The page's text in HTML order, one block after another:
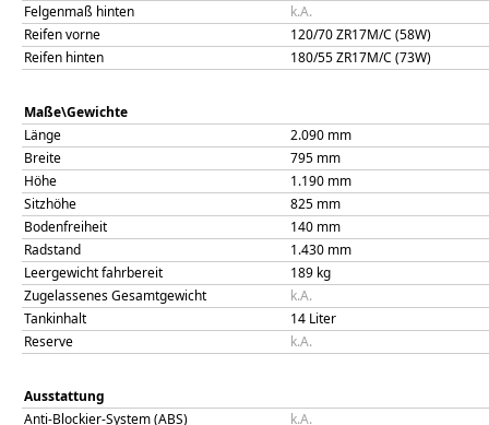
Felgenmaß hinten
k.A.
Reifen vorne
120/70 ZR17M/C (58W)
Reifen hinten
180/55 ZR17M/C (73W)
Maße\Gewichte
Länge
2.090 mm
Breite
795 mm
Höhe
1.190 mm
Sitzhöhe
825 mm
Bodenfreiheit
140 mm
Radstand
1.430 mm
Leergewicht fahrbereit
189 kg
Zugelassenes Gesamtgewicht
k.A.
Tankinhalt
14 Liter
Reserve
k.A.
Ausstattung
Anti-Blockier-System (ABS)
k.A.